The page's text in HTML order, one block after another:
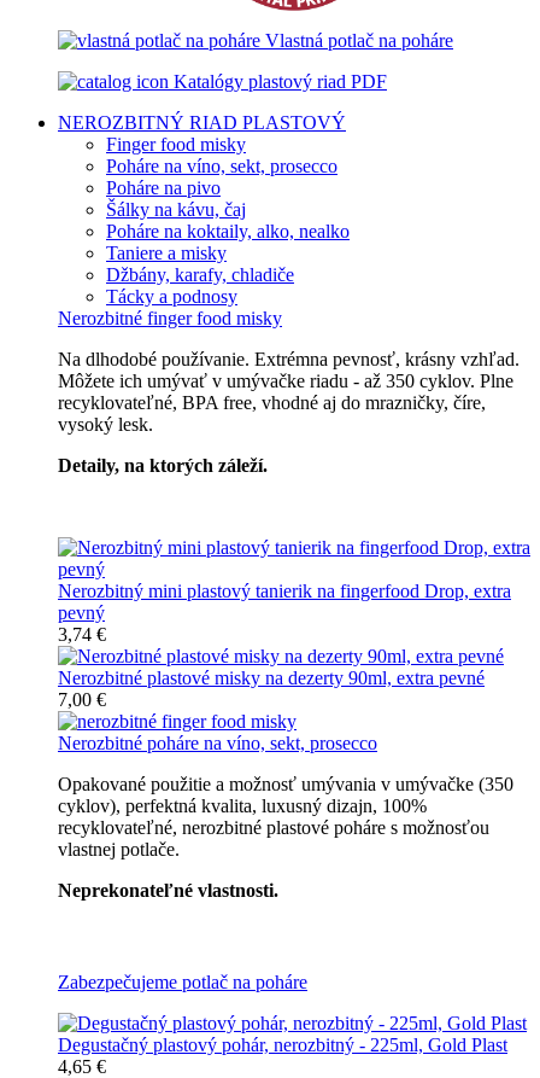
Vlastná potlač na poháre
Katalógy plastový riad PDF
NEROZBITNÝ RIAD PLASTOVÝ
Finger food misky
Poháre na víno, sekt, prosecco
Poháre na pivo
Šálky na kávu, čaj
Poháre na koktaily, alko, nealko
Taniere a misky
Džbány, karafy, chladiče
Tácky a podnosy
Nerozbitné finger food misky
Na dlhodobé používanie. Extrémna pevnosť, krásny vzhľad.
Môžete ich umývať v umývačke riadu - až 350 cyklov. Plne
recyklovateľné, BPA free, vhodné aj do mrazničky, číre,
vysoký lesk.
Detaily, na ktorých záleží.
Nerozbitný mini plastový tanierik na fingerfood Drop, extra
pevný
3,74 €
Nerozbitné plastové misky na dezerty 90ml, extra pevné
7,00 €
Nerozbitné poháre na víno, sekt, prosecco
Opakované použitie a možnosť umývania v umývačke (350
cyklov), perfektná kvalita, luxusný dizajn, 100%
recyklovateľné, nerozbitné plastové poháre s možnosťou
vlastnej potlače.
Neprekonateľné vlastnosti.
Zabezpečujeme potlač na poháre
Degustačný plastový pohár, nerozbitný - 225ml, Gold Plast
4,65 €